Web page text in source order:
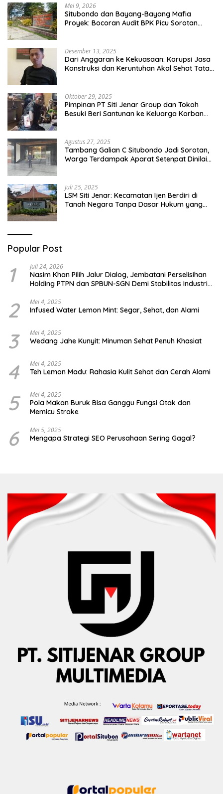
Mei 9, 2026
Situbondo dan Bayang-Bayang Mafia
Proyek: Bocoran Audit BPK Picu Sorotan
Desember 13, 2025
Dari Anggaran ke Kekuasaan: Korupsi Jasa
Konstruksi dan Keruntuhan Akal Sehat Tata
Oktober 29, 2025
Pimpinan PT Siti Jenar Group dan Tokoh
Besuki Beri Santunan ke Keluarga Korban
Agustus 27, 2025
Tambang Galian C Situbondo Jadi Sorotan,
Warga Terdampak Aparat Setenpat Dinilai
Juli 25, 2025
LSM Siti Jenar: Kecamatan Ijen Berdiri di
Tanah Negara Tanpa Dasar Hukum yang
Popular Post
1 Juli 24, 2026
Nasim Khan Pilih Jalur Dialog, Jembatani Perselisihan
Holding PTPN dan SPBUN-SGN Demi Stabilitas Industri
2 Mei 4, 2025
Infused Water Lemon Mint: Segar, Sehat, dan Alami
3 Mei 4, 2025
Wedang Jahe Kunyit: Minuman Sehat Penuh Khasiat
4 Mei 4, 2025
Teh Lemon Madu: Rahasia Kulit Sehat dan Cerah Alami
5 Mei 4, 2025
Pola Makan Buruk Bisa Ganggu Fungsi Otak dan
Memicu Stroke
6 Mei 5, 2025
Mengapa Strategi SEO Perusahaan Sering Gagal?